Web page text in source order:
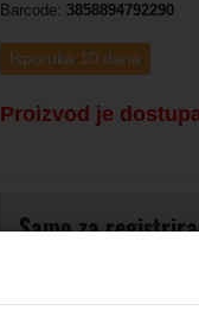
Barcode: 3858894792290
Isporuka 10 dana
Proizvod je
Samo za
Registrirajte se za